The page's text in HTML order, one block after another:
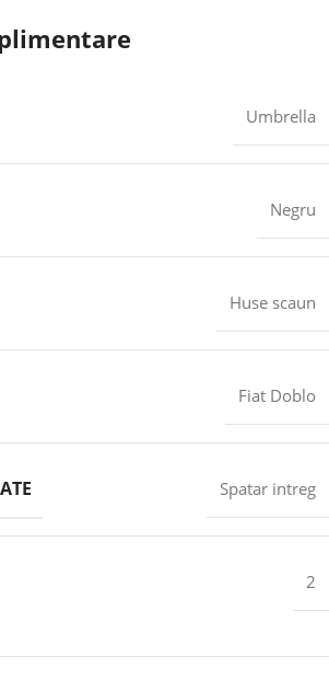
Umbrella
Negru
Huse scaun
Fiat Doblo
Spatar intreg
2